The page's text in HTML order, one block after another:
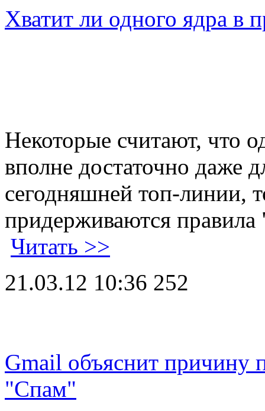
Хватит ли одного ядра в
Некоторые считают, что
вполне достаточно даже
сегодняшней топ-линии,
придерживаются
Читать >>
21.03.12 10:36 252
Gmail объяснит причину
"Спам"‎